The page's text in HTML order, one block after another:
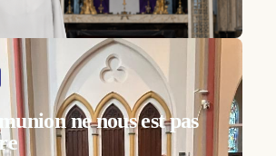
ne nous est pas